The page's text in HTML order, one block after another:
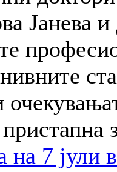
Јанева
на 7 јули